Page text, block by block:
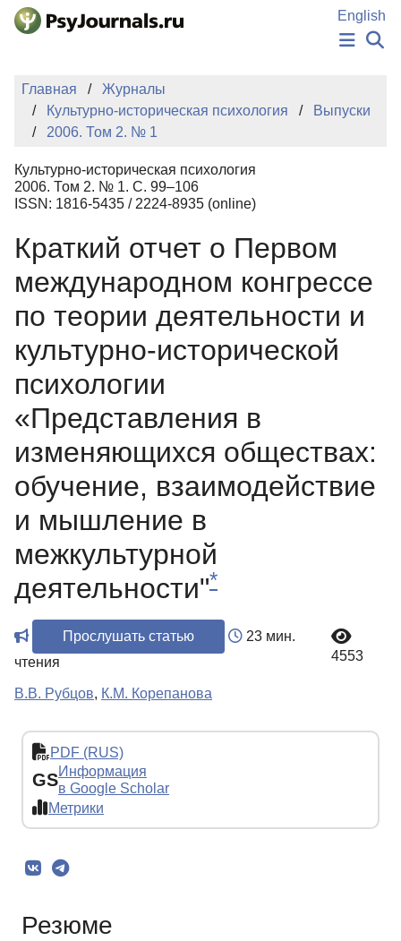
Перейти к основному содержанию
English
НОВОСТИ
КЛЮЧЕВЫЕ СЛОВА
Регистрация
Главная
Журналы
Культурно-историческая психология
Выпуски
2006. Том 2. № 1
Культурно-историческая психология
2006. Том 2. № 1. С. 99–106
ISSN: 1816-5435 / 2224-8935 (online)
Краткий отчет о Первом
международном конгрессе
по теории деятельности и
культурно-исторической
психологии
«Представления в
изменяющихся обществах:
обучение, взаимодействие
и мышление в
межкультурной
деятельности"*
Прослушать статью
23 мин.
чтения
4553
В.В. Рубцов, К.М. Корепанова
PDF (RUS)
GSИнформация
в Google Scholar
Метрики
Резюме